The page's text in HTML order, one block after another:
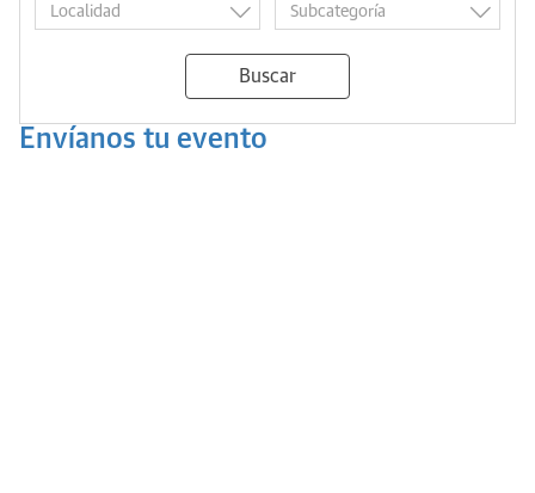
Buscar
Envíanos tu evento